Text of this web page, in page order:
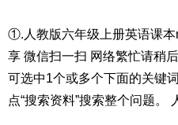
①.人教版六年级上册英语课
享 微信扫一扫 网络繁忙请稍
可选中1个或多个下面的关键
点“搜索资料”搜索整个问题。